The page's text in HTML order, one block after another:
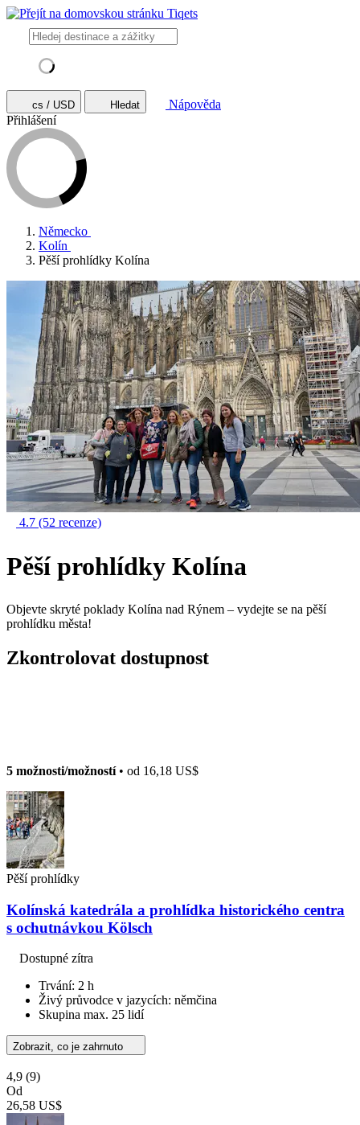
cs / USD Hledat
Nápověda
Přihlášení
Německo
Kolín
Pěší prohlídky Kolína
4.7 (52 recenze)
Pěší prohlídky Kolína
Objevte skryté poklady Kolína nad Rýnem – vydejte se na pěší
prohlídku města!
Zkontrolovat dostupnost
5 možnosti/možností• od 16,18 US$
Pěší prohlídky
Kolínská katedrála a prohlídka historického centra
s ochutnávkou Kölsch
Dostupné zítra
Trvání: 2 h
Živý průvodce v jazycích: němčina
Skupina max. 25 lidí
Zobrazit, co je zahrnuto
4,9 (9)
Od
26,58 US$